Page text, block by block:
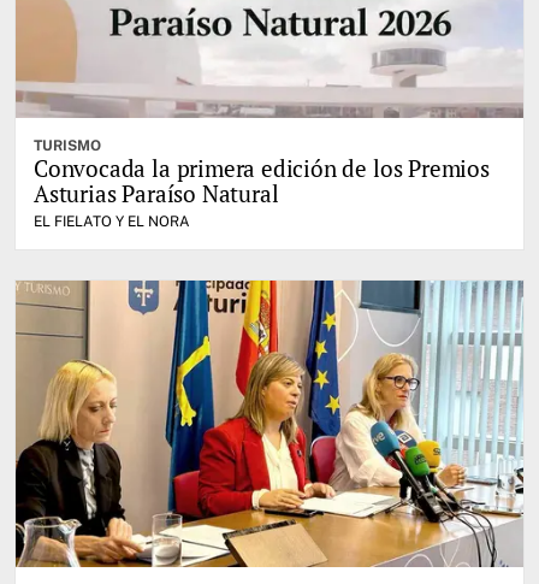
TURISMO
Convocada la primera edición de los Premios
Asturias Paraíso Natural
EL FIELATO Y EL NORA